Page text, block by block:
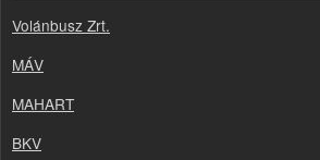
Volánbusz Zrt.
MÁV
MAHART
BKV